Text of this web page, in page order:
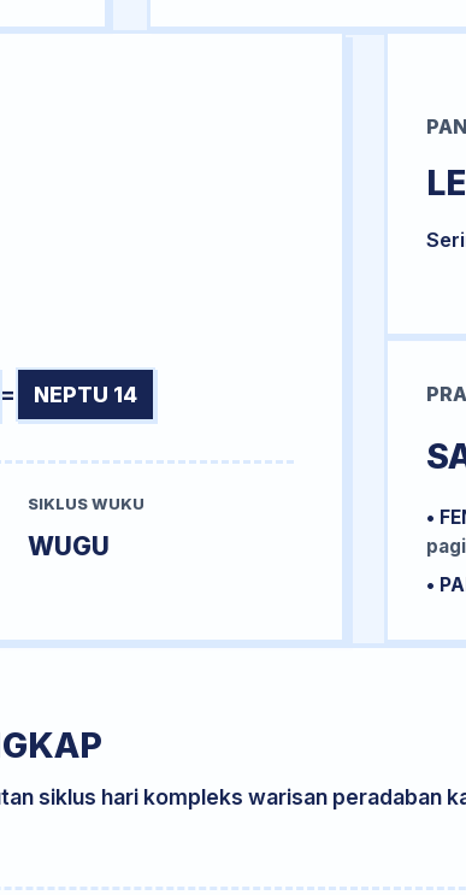
= NEPTU 14
SIKLUS WUKU
WUGU
•
•
siklus hari kompleks warisan peradaban